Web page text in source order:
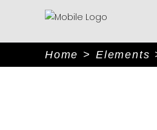
Home > Elements